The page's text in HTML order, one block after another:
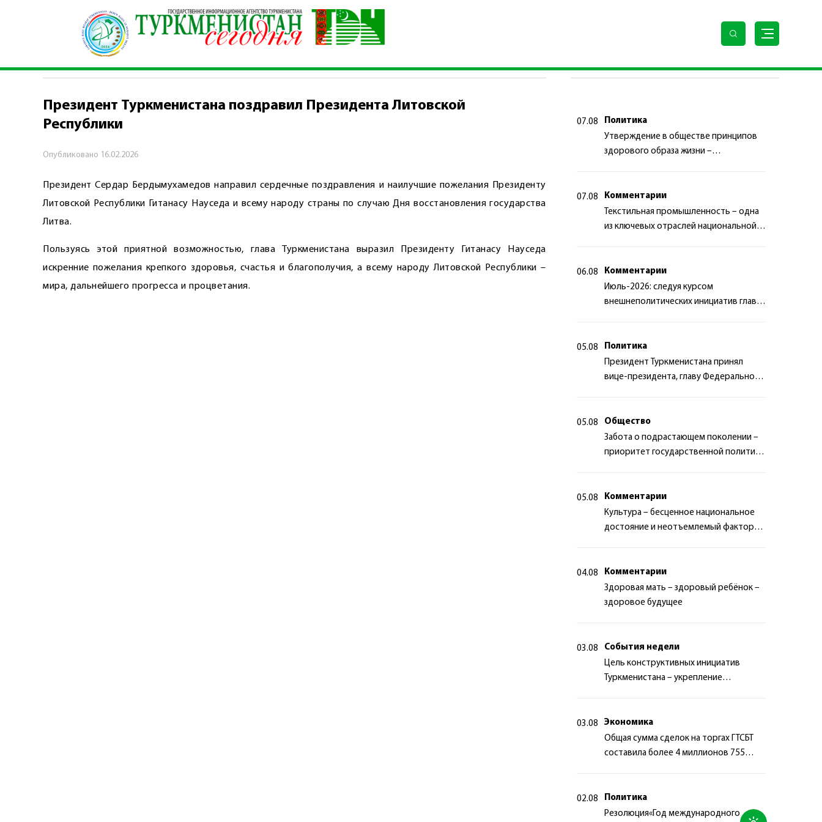
\ Политика \ Президент Туркменистана поздравил Президента Литовской Республики
ПОЛИТИКА
Президент Туркменистана поздравил Президента Литовской
Республики
Опубликовано 16.02.2026
Президент Сердар Бердымухамедов направил сердечные поздравления и наилучшие пожелания Президенту
Литовской Республики Гитанасу Науседа и всему народу страны по случаю Дня восстановления государства
Литва.
Пользуясь этой приятной возможностью, глава Туркменистана выразил Президенту Гитанасу Науседа
искренние пожелания крепкого здоровья, счастья и благополучия, а всему народу Литовской Республики –
мира, дальнейшего прогресса и процветания.
07.08
Политика
Утверждение в обществе принципов
здорового образа жизни –
07.08
Комментарии
Текстильная промышленность – одна
из ключевых отраслей национальной
06.08
Комментарии
Июль-2026: следуя курсом
внешнеполитических инициатив главы
05.08
Политика
Президент Туркменистана принял
вице-президента, главу Федерального
05.08
Общество
Забота о подрастающем поколении –
приоритет государственной политики
05.08
Комментарии
Культура – бесценное национальное
достояние и неотъемлемый фактор
04.08
Комментарии
Здоровая мать – здоровый ребёнок –
здоровое будущее
03.08
События недели
Цель конструктивных инициатив
Туркменистана – укрепление
03.08
Экономика
Общая сумма сделок на торгах ГТСБТ
составила более 4 миллионов 755
02.08
Политика
Резолюция«Год международного